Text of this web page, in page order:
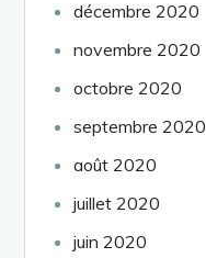
décembre 2020
novembre 2020
octobre 2020
septembre 2020
août 2020
juillet 2020
juin 2020